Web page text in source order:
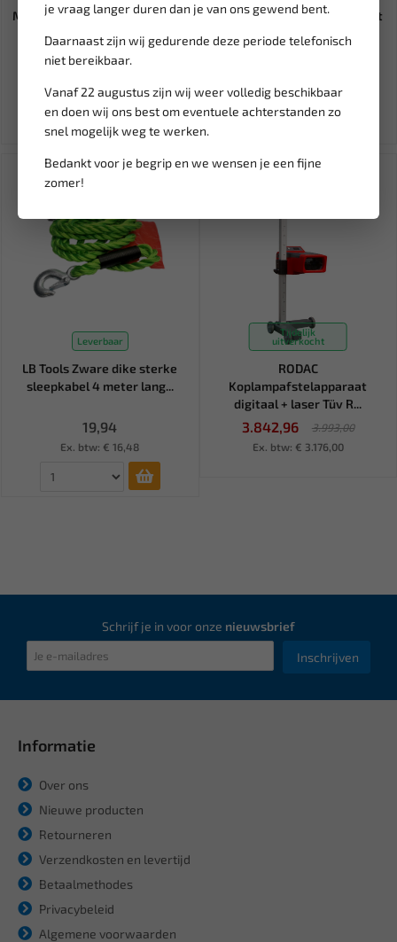
je vraag langer duren dan je van ons gewend bent.
Daarnaast zijn wij gedurende deze periode telefonisch
niet bereikbaar.
Vanaf 22 augustus zijn wij weer volledig beschikbaar
en doen wij ons best om eventuele achterstanden zo
snel mogelijk weg te werken.
Bedankt voor je begrip en we wensen je een fijne
zomer!
MAGNA 1/4" Hybrid impact bit
Torx T40 (3st) 232326
Ex. btw: € 14,25
FORCE 1/4" Doppenset 6 kant
4 t/m 14 mm 2133-5
Ex. btw: € 10,75
Leverbaar
LB Tools Zware dike sterke
sleepkabel 4 meter lang...
19,94
Ex. btw: € 16,48
SALE!
Tijdelijk
uitverkocht
RODAC
Koplampafstelapparaat
digitaal + laser Tüv R...
3.842,96
3.993,00
Ex. btw: € 3.176,00
Schrijf je in voor onze nieuwsbrief
Inschrijven
Informatie
Over ons
Nieuwe producten
Retourneren
Verzendkosten en levertijd
Betaalmethodes
Privacybeleid
Algemene voorwaarden